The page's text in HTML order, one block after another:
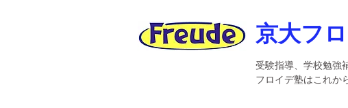
京大フ
受験指導、学校勉強
フロイデ塾はこれか